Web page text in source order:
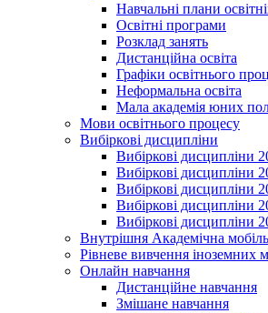
Навчальні плани
Освітні програми
Розклад занять
Дистанційна освіта
Графіки освітнього
Неформальна освіта
Мала академія юних
Мови освітнього процесу
Вибіркові дисципліни
Вибіркові дисципліни
Вибіркові дисципліни
Вибіркові дисципліни
Вибіркові дисципліни
Вибіркові дисципліни
Внутрішня Академічна
Рівневе вивчення іноземних
Онлайн навчання
Дистанційне навчання
Змішане навчання